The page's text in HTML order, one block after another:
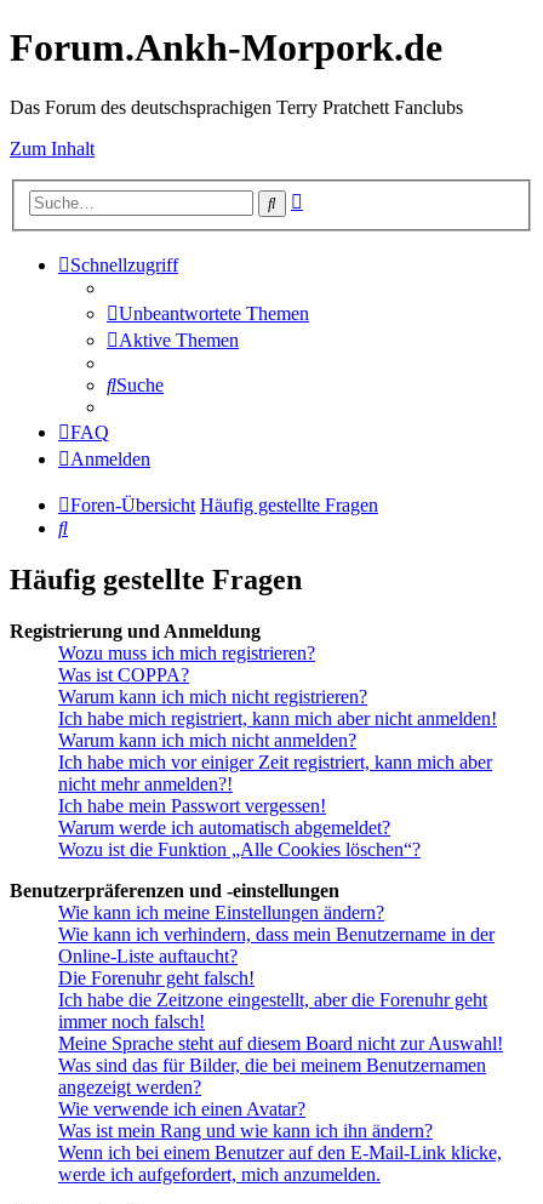
Forum.Ankh-Morpork.de
Das Forum des deutschsprachigen Terry Pratchett Fanclubs
Zum Inhalt
Suche
Schnellzugriff
Unbeantwortete Themen
Aktive Themen
Suche
FAQ
Anmelden
Foren-Übersicht Häufig gestellte Fragen
Suche
Häufig gestellte Fragen
Registrierung und Anmeldung
Wozu muss ich mich registrieren?
Was ist COPPA?
Warum kann ich mich nicht registrieren?
Ich habe mich registriert, kann mich aber nicht anmelden!
Warum kann ich mich nicht anmelden?
Ich habe mich vor einiger Zeit registriert, kann mich aber
nicht mehr anmelden?!
Ich habe mein Passwort vergessen!
Warum werde ich automatisch abgemeldet?
Wozu ist die Funktion „Alle Cookies löschen“?
Benutzerpräferenzen und -einstellungen
Wie kann ich meine Einstellungen ändern?
Wie kann ich verhindern, dass mein Benutzername in der
Online-Liste auftaucht?
Die Forenuhr geht falsch!
Ich habe die Zeitzone eingestellt, aber die Forenuhr geht
immer noch falsch!
Meine Sprache steht auf diesem Board nicht zur Auswahl!
Was sind das für Bilder, die bei meinem Benutzernamen
angezeigt werden?
Wie verwende ich einen Avatar?
Was ist mein Rang und wie kann ich ihn ändern?
Wenn ich bei einem Benutzer auf den E-Mail-Link klicke,
werde ich aufgefordert, mich anzumelden.